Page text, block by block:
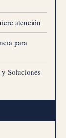
atención
para
Soluciones